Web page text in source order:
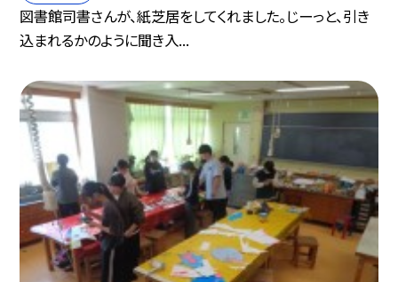
図書館司書さんが、紙芝居をしてくれました。じーっと、引き
込まれるかのように聞き入...